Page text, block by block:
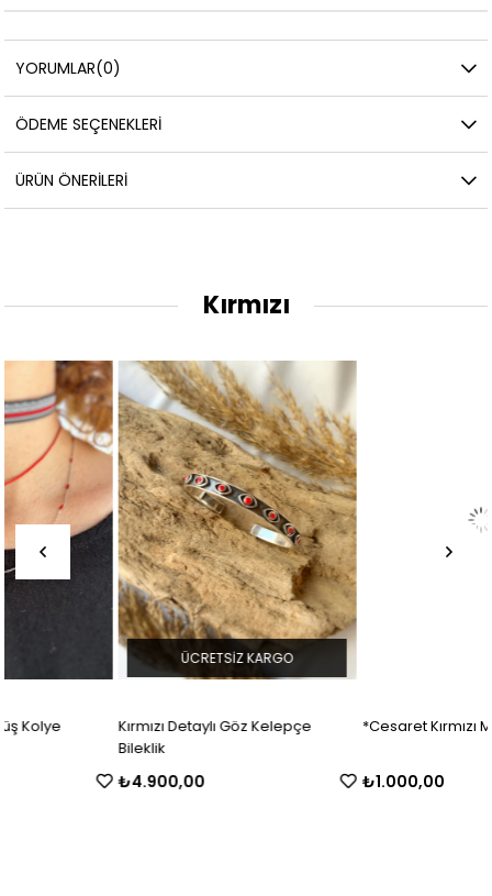
YORUMLAR(0)
ÖDEME SEÇENEKLERI
ÜRÜN ÖNERILERI
Kırmızı
Kırmızı Detaylı Göz Kelepçe
₺4.900,00
ÜCRETSIZ KARGO
*Cesaret Kırmızı Mercan Bileklik